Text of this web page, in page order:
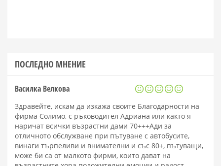
ПОСЛЕДНО МНЕНИЕ
Василка Велкова
Здравейте, искам да изкажа своите Благодарности на
фирма Солимо, с ръководител Адриана или както я
наричат всички възрастни дами 70+++Ади за
отличното обслужване при пътуване с автобусите,
винаги търпеливи и внимателни и със 80+, пътуващи,
може би са от малкото фирми, които дават на